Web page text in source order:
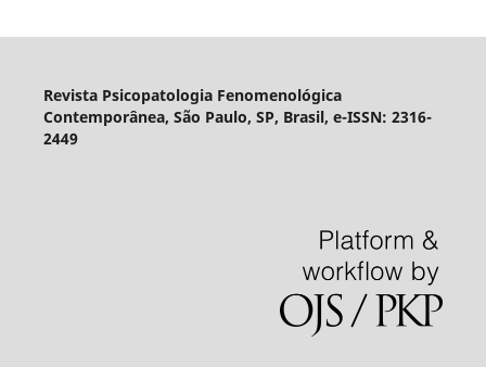
Revista Psicopatologia Fenomenológica
Contemporânea, São Paulo, SP, Brasil, e-ISSN: 2316-
2449